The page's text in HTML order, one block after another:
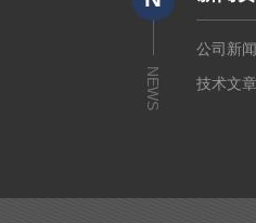
NEWS
公司新
技术文